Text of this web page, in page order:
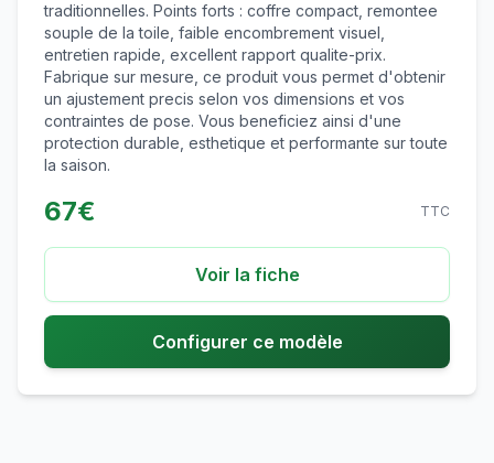
traditionnelles. Points forts : coffre compact, remontee
souple de la toile, faible encombrement visuel,
entretien rapide, excellent rapport qualite-prix.
Fabrique sur mesure, ce produit vous permet d'obtenir
un ajustement precis selon vos dimensions et vos
contraintes de pose. Vous beneficiez ainsi d'une
protection durable, esthetique et performante sur toute
la saison.
67€ TTC
Voir la fiche
Configurer ce modèle